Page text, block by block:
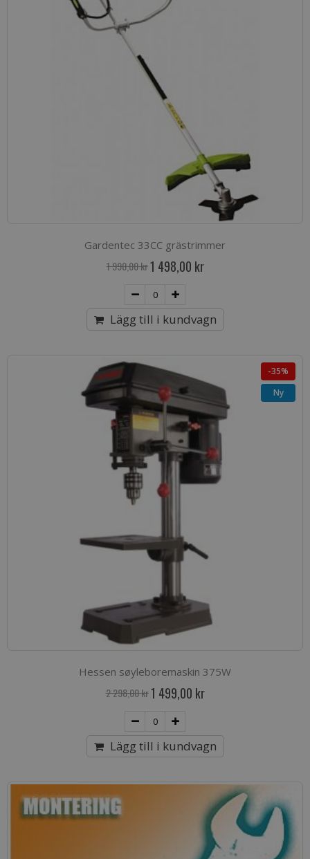
Gardentec 33CC grästrimmer
1 990,00 kr Special
Price
1 498,00 kr
Lägg till i kundvagn
-35%
Ny
Hessen søyleboremaskin 375W
2 298,00 kr Special
Price
1 499,00 kr
Lägg till i kundvagn